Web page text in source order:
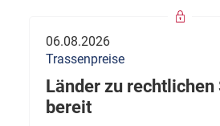
06.08.2026
Trassenpreise
Länder zu
bereit